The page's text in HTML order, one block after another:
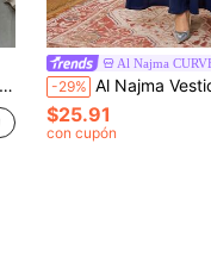
Al Najma
-29% Al Najma Vestido árabe de manga larga holgado con adorno
$25.91
con cupón